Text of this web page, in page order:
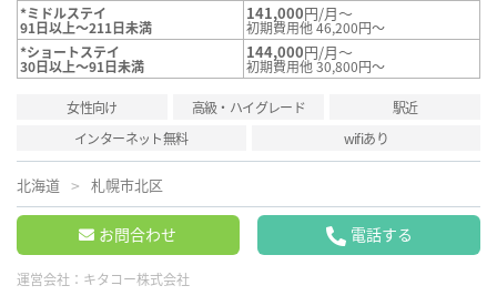
*ミドルステイ
91日以上～211日未満
141,000円/月～
初期費用他 46,200円～
*ショートステイ
30日以上～91日未満
144,000円/月～
初期費用他 30,800円～
女性向け 高級・ハイグレード
駅近
インターネット無料
wifiあり
北海道 札幌市北区
お問合わせ 電話する
運営会社： キタコー株式会社